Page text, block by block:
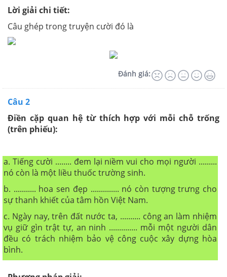
Lời giải chi tiết:
Câu ghép trong truyện cười đó là
Đánh giá:
Câu 2
Điền cặp quan hệ từ thích hợp với mỗi chỗ trống
(trên phiếu):
a. Tiếng cười ........ đem lại niềm vui cho mọi người .........
nó còn là một liều thuốc trường sinh.
b. ........... hoa sen đẹp .............. nó còn tượng trưng cho
sự thanh khiết của tâm hồn Việt Nam.
c. Ngày nay, trên đất nước ta, .......... công an làm nhiệm
vụ giữ gìn trật tự, an ninh .............. mỗi một người dân
đều có trách nhiệm bảo vệ công cuộc xây dựng hòa
bình.